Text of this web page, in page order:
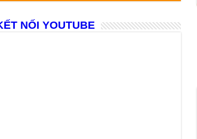
NỐI YOUTUBE